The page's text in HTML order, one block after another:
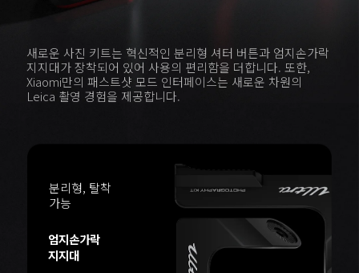
새로운 사진 키트는 혁신적인 분리형 셔터 버튼과 엄지손가락
지지대가 장착되어 있어 사용의 편리함을 더합니다. 또한,
Xiaomi만의 패스트샷 모드 인터페이스는 새로운 차원의
Leica 촬영 경험을 제공합니다.
분리형
셔터 버튼
분리형, 탈착
가능
엄지손가락
지지대
절전형 대용량
배터리
2000mAh(typ)
생활 방수
IP54*